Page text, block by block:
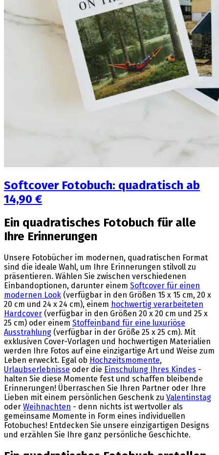
Softcover Fotobuch: quadratisch ab
14,90 €
Ein quadratisches Fotobuch für alle
Ihre Erinnerungen
Unsere Fotobücher im modernen, quadratischen Format
sind die ideale Wahl, um Ihre Erinnerungen stilvoll zu
präsentieren. Wählen Sie zwischen verschiedenen
Einbandoptionen, darunter einem Softcover für einen
modernen Look (verfügbar in den Größen 15 x 15 cm, 20 x
20 cm und 24 x 24 cm), einem hochwertig verarbeiteten
Hardcover (verfügbar in den Größen 20 x 20 cm und 25 x
25 cm) oder einem Stoffeinband für eine luxuriöse
Ausstrahlung (verfügbar in der Größe 25 x 25 cm). Mit
exklusiven Cover-Vorlagen und hochwertigen Materialien
werden Ihre Fotos auf eine einzigartige Art und Weise zum
Leben erweckt. Egal ob Hochzeitsmomente,
Urlaubserlebnisse oder die Einschulung Ihres Kindes -
halten Sie diese Momente fest und schaffen bleibende
Erinnerungen! Überraschen Sie Ihren Partner oder Ihre
Lieben mit einem persönlichen Geschenk zu Valentinstag
oder Weihnachten - denn nichts ist wertvoller als
gemeinsame Momente in Form eines individuellen
Fotobuches! Entdecken Sie unsere einzigartigen Designs
und erzählen Sie Ihre ganz persönliche Geschichte.